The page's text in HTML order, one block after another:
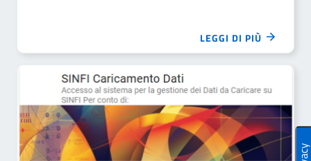
LEGGI DI PIÙ